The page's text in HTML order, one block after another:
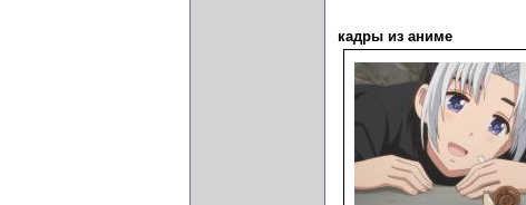
кадры из аниме